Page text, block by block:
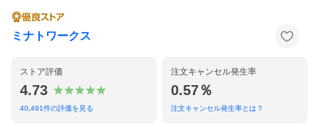
ミナトワークス
ストア評価
4.73
40,491件の評価を見る
注文キャンセル発生率
0.57％
注文キャンセル発生率とは？